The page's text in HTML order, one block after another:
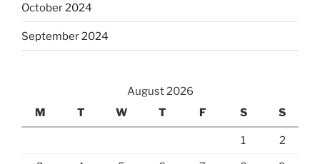
October 2024
September 2024
August 2026
M
T W T F S S
1 2